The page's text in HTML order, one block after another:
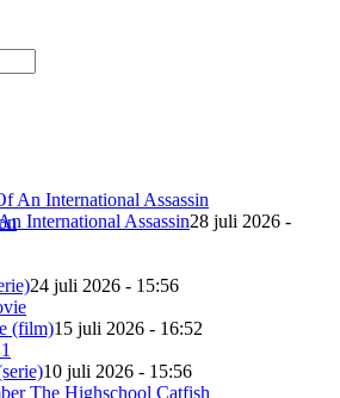
International Assassin28 juli 2026 -
24 juli 2026 - 15:56
(film)15 juli 2026 - 16:52
10 juli 2026 - 15:56